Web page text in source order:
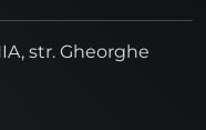
str. Gheorghe